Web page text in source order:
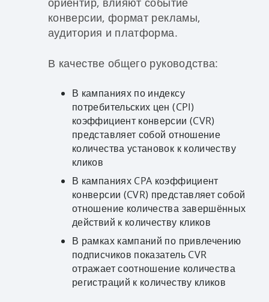
конверсии, формат рекламы,
аудитория и платформа.
В качестве общего руководства:
В кампаниях по индексу
потребительских цен (CPI)
коэффициент конверсии (CVR)
представляет собой отношение
количества установок к количеству
кликов
В кампаниях CPA коэффициент
конверсии (CVR) представляет собой
отношение количества завершённых
действий к количеству кликов
В рамках кампаний по привлечению
подписчиков показатель CVR
отражает соотношение количества
регистраций к количеству кликов